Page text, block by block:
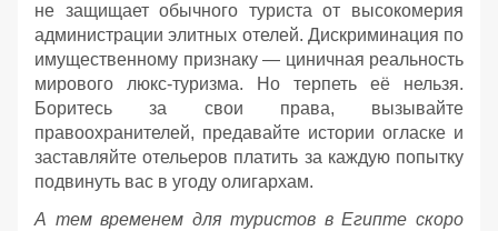
не защищает обычного туриста от высокомерия
администрации элитных отелей. Дискриминация по
имущественному признаку — циничная реальность
мирового люкс-туризма. Но терпеть её нельзя.
Боритесь за свои права, вызывайте
правоохранителей, предавайте истории огласке и
заставляйте отельеров платить за каждую попытку
подвинуть вас в угоду олигархам.
А тем временем для туристов в Египте скоро